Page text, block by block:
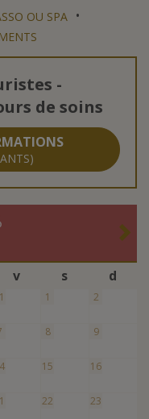
OU SPA •
-
de soins
v s d
1 2
8 9
15 16
22 23